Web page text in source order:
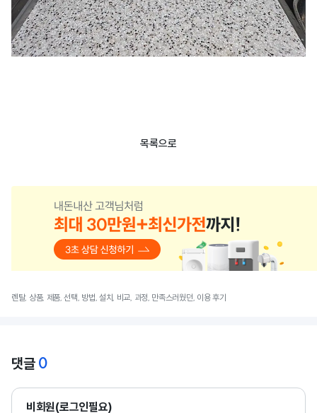
목록으로
렌탈, 상품, 제품, 선택, 방법, 설치, 비교, 과정, 만족스러웠던, 이용 후기
댓글 0
비회원(로그인필요)